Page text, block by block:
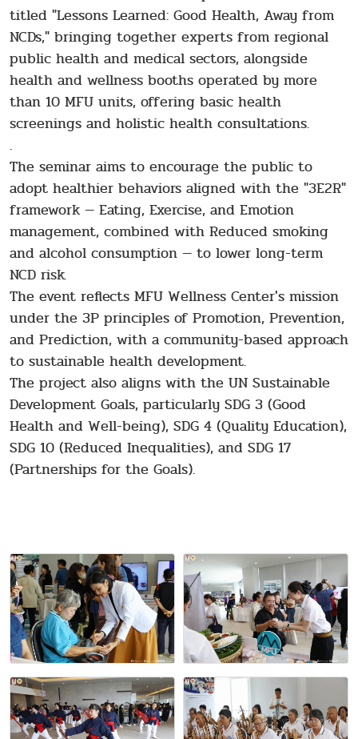
titled "Lessons Learned: Good Health, Away from
NCDs," bringing together experts from regional
public health and medical sectors, alongside
health and wellness booths operated by more
than 10 MFU units, offering basic health
screenings and holistic health consultations.
.
The seminar aims to encourage the public to
adopt healthier behaviors aligned with the "3E2R"
framework — Eating, Exercise, and Emotion
management, combined with Reduced smoking
and alcohol consumption — to lower long-term
NCD risk.
The event reflects MFU Wellness Center's mission
under the 3P principles of Promotion, Prevention,
and Prediction, with a community-based approach
to sustainable health development.
The project also aligns with the UN Sustainable
Development Goals, particularly SDG 3 (Good
Health and Well-being), SDG 4 (Quality Education),
SDG 10 (Reduced Inequalities), and SDG 17
(Partnerships for the Goals).